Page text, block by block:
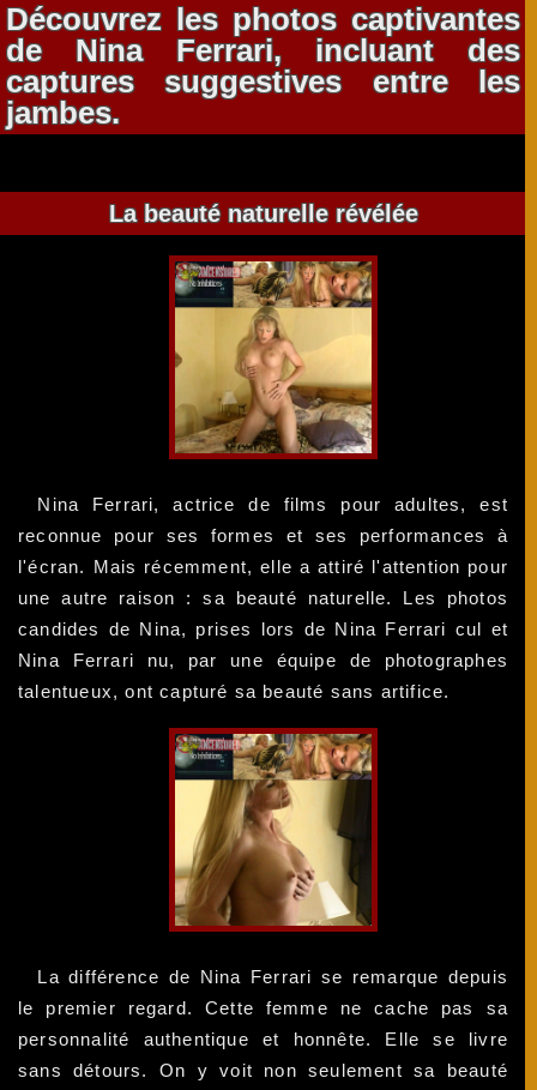
Découvrez les photos captivantes
de Nina Ferrari, incluant des
captures suggestives entre les
jambes.
La beauté naturelle révélée
Nina Ferrari, actrice de films pour adultes, est
reconnue pour ses formes et ses performances à
l'écran. Mais récemment, elle a attiré l'attention pour
une autre raison : sa beauté naturelle. Les photos
candides de Nina, prises lors de Nina Ferrari cul et
Nina Ferrari nu, par une équipe de photographes
talentueux, ont capturé sa beauté sans artifice.
La différence de Nina Ferrari se remarque depuis
le premier regard. Cette femme ne cache pas sa
personnalité authentique et honnête. Elle se livre
sans détours. On y voit non seulement sa beauté